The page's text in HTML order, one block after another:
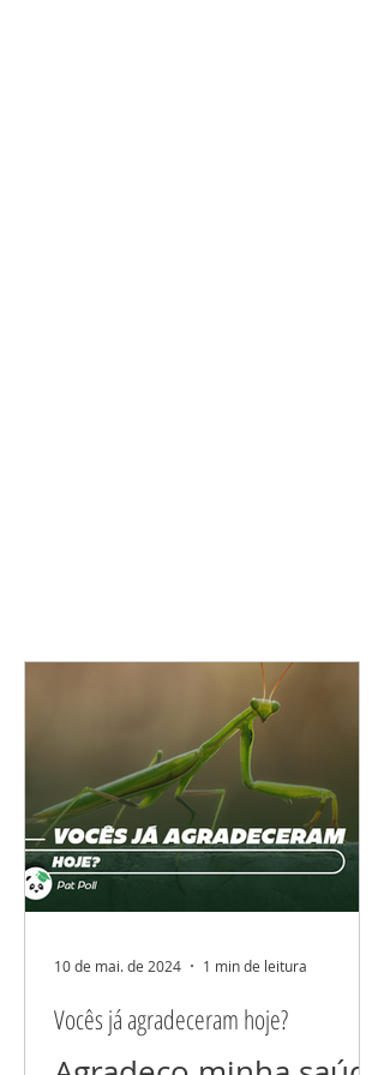
Vocês já agradeceram hoje?
10 de mai. de 2024 1 min de leitura